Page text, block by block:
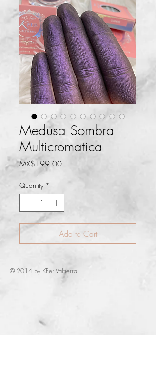
Medusa Sombra
Multicromatica
MX$199.00Price
Quantity *
Add to Cart
© 2014 by KFer Valtierra